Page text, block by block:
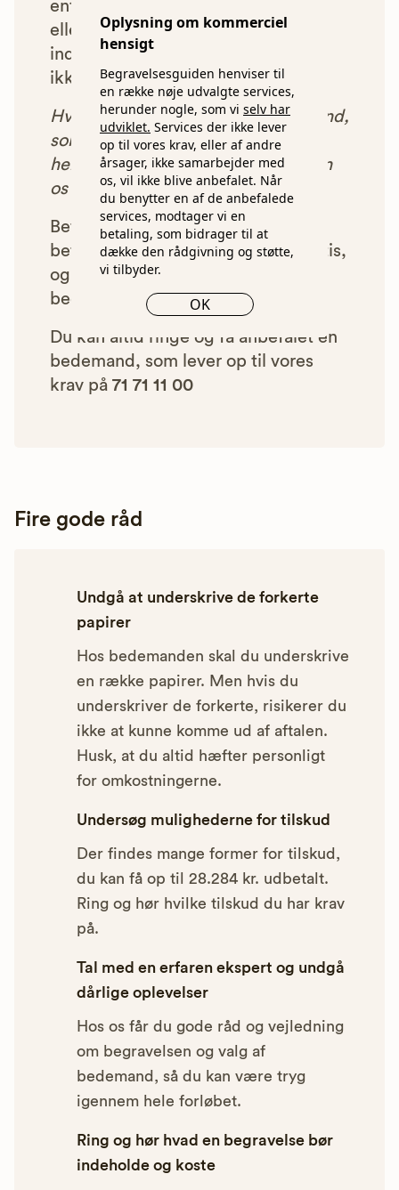
Oplysning om kommerciel
hensigt
Begravelsesguiden henviser til
en række nøje udvalgte services,
herunder nogle, som vi selv har
udviklet. Services der ikke lever
op til vores krav, eller af andre
årsager, ikke samarbejder med
os, vil ikke blive anbefalet. Når
du benytter en af de anbefalede
services, modtager vi en
betaling, som bidrager til at
dække den rådgivning og støtte,
vi tilbyder.
OK
enten ikke lever op til vores krav,
eller som af andre årsager ikke har
indgået et samarbejde med os, vil
ikke blive vist i vores anbefalinger.
Hver gang du benytter en bedemand,
som vi har godkendt, anbefalet og
henvist dig til, betaler bedemanden
os et beløb for denne henvisning.
Betalingen for vores henvisninger
betyder, at vores rådgivning er gratis,
og at vi samtidig kan tilbyde vores
bedemandsgaranti.
Du kan altid ringe og få anbefalet en
bedemand, som lever op til vores
krav på 71 71 11 00
Fire gode råd
Undgå at underskrive de forkerte
papirer
Hos bedemanden skal du underskrive
en række papirer. Men hvis du
underskriver de forkerte, risikerer du
ikke at kunne komme ud af aftalen.
Husk, at du altid hæfter personligt
for omkostningerne.
Undersøg mulighederne for tilskud
Der findes mange former for tilskud,
du kan få op til 28.284 kr. udbetalt.
Ring og hør hvilke tilskud du har krav
på.
Tal med en erfaren ekspert og undgå
dårlige oplevelser
Hos os får du gode råd og vejledning
om begravelsen og valg af
bedemand, så du kan være tryg
igennem hele forløbet.
Ring og hør hvad en begravelse bør
indeholde og koste